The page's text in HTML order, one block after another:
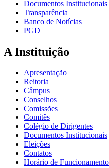
Documentos Institucionais
Transparência
Banco de Notícias
PGD
A Instituição
Apresentação
Reitoria
Câmpus
Conselhos
Comissões
Comitês
Colégio de Dirigentes
Documentos Institucionais
Eleições
Contatos
Horário de Funcionamento